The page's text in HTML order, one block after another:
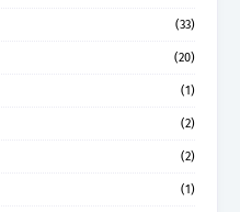
(33)
(20)
(1)
(2)
(2)
(1)